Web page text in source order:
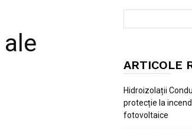
ARTICOLE
Hidroizolații
protecție la
fotovoltaice